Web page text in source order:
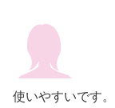
使いやすいです